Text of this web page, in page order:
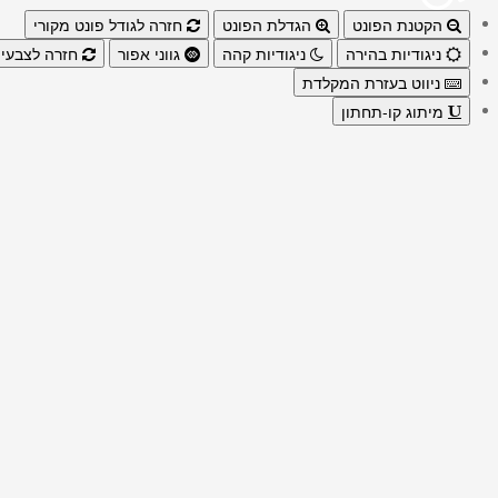
הקטנת הפונט הגדלת הפונט
חזרה לגודל פונט מקורי
ניגודיות בהירה
ניגודיות קהה גווני אפור
חזרה
ניווט בעזרת המקלדת
מיתוג קו-תחתון